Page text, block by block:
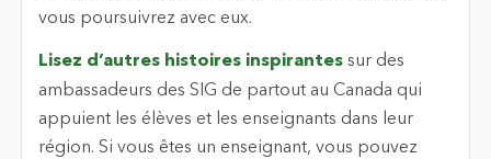
vous poursuivrez avec eux.
Lisez d’autres histoires inspirantessur des
ambassadeurs des SIG de partout au Canada qui
appuient les élèves et les enseignants dans leur
région. Si vous êtes un enseignant, vous pouvez